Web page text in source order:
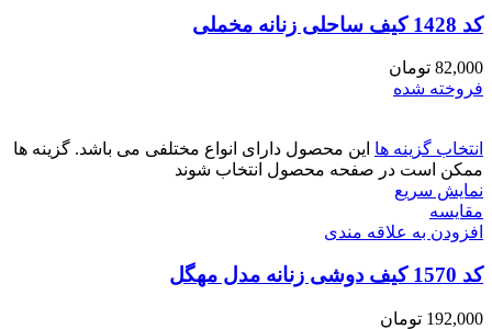
کد 1428 کیف ساحلی زنانه مخملی
82,000 تومان
فروخته شده
انتخاب گزینه ها این محصول دارای انواع مختلفی می باشد. گزینه ها
ممکن است در صفحه محصول انتخاب شوند
نمایش سریع
مقايسه
افزودن به علاقه مندی
کد 1570 کیف دوشی زنانه مدل مهگل
192,000 تومان